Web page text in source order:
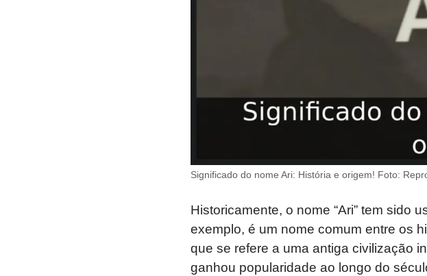
Significado do nome Ari: História e origem! Foto:
Historicamente, o nome “Ari” tem sido
exemplo, é um nome comum entre os
que se refere a uma antiga civilização
ganhou popularidade ao longo do